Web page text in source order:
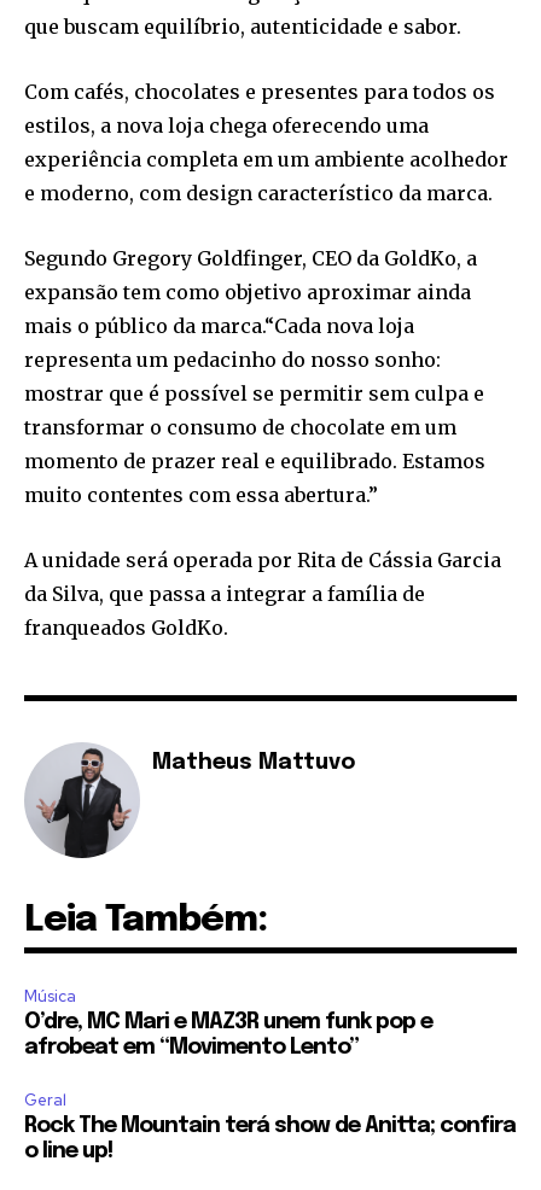
que buscam equilíbrio, autenticidade e sabor.
Com cafés, chocolates e presentes para todos os
estilos, a nova loja chega oferecendo uma
experiência completa em um ambiente acolhedor
e moderno, com design característico da marca.
Segundo Gregory Goldfinger, CEO da GoldKo, a
expansão tem como objetivo aproximar ainda
mais o público da marca.“Cada nova loja
representa um pedacinho do nosso sonho:
mostrar que é possível se permitir sem culpa e
transformar o consumo de chocolate em um
momento de prazer real e equilibrado. Estamos
muito contentes com essa abertura.”
A unidade será operada por Rita de Cássia Garcia
da Silva, que passa a integrar a família de
franqueados GoldKo.
Matheus Mattuvo
Leia Também:
Música
O’dre, MC Mari e MAZ3R unem funk pop e
afrobeat em “Movimento Lento”
Geral
Rock The Mountain terá show de Anitta; confira
o line up!